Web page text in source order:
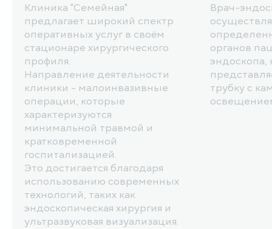
Клиника "Семейная"
предлагает широкий спектр
оперативных услуг в своём
стационаре хирургического
профиля.
Направление деятельности
клиники - малоинвазивные
операции, которые
характеризуются
минимальной травмой и
кратковременной
госпитализацией.
Это достигается благодаря
использованию современных
технологий, таких как
эндоскопическая хирургия и
ультразвуковая визуализация.
Врач-
органов
эндоскопа,
трубку с